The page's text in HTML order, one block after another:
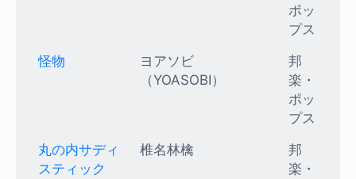
ポッ
プス
怪物
ヨアソビ
（YOASOBI）
邦
楽・
ポッ
プス
丸の内サディ
スティック
椎名林檎
邦
楽・